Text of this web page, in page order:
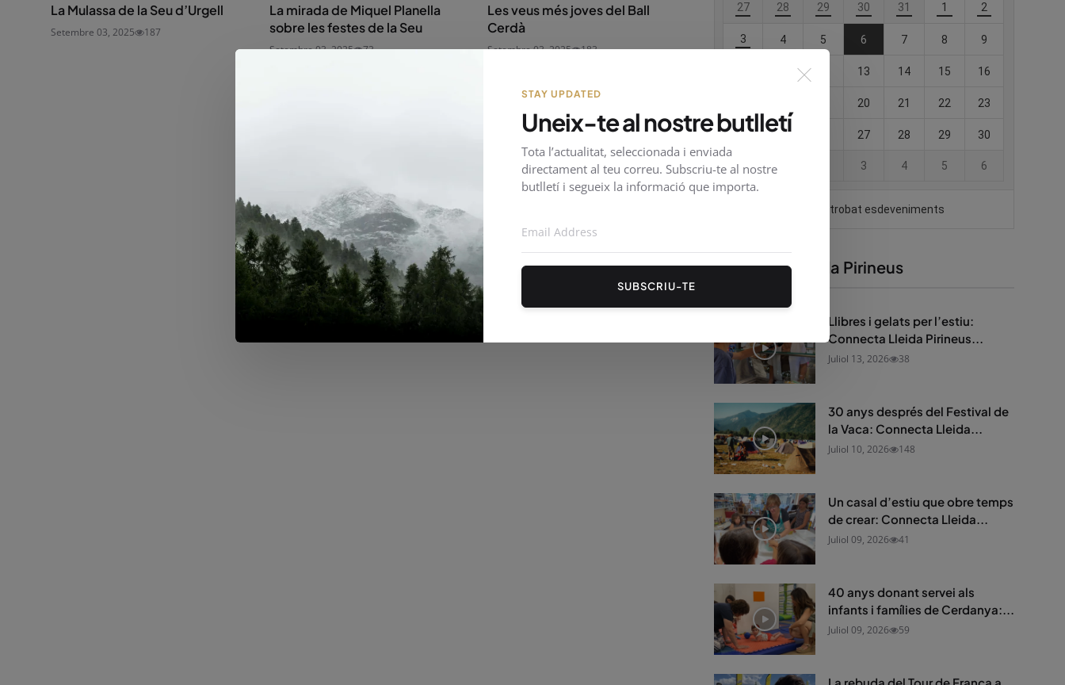
La Mulassa de la Seu d’Urgell
Setembre 03, 2025 187
La mirada de Miquel Planella
sobre les festes de la Seu
Setembre 03, 2025 73
Les veus més joves del Ball
Cerdà
Setembre 03, 2025 183
Connecta Lleida Pirineus
Llibres i gelats per l’estiu:
Connecta Lleida Pirineus...
Juliol 13, 2026 38
30 anys després del Festival de
la Vaca: Connecta Lleida...
Juliol 10, 2026 148
Un casal d’estiu que obre temps
de crear: Connecta Lleida...
Juliol 09, 2026 41
40 anys donant servei als
infants i famílies de Cerdanya:...
Juliol 09, 2026 59
STAY UPDATED
Uneix-te al nostre butlletí
Tota l’actualitat, seleccionada i enviada
directament al teu correu. Subscriu-te al nostre
butlletí i segueix la informació que importa.
SUBSCRIU-TE